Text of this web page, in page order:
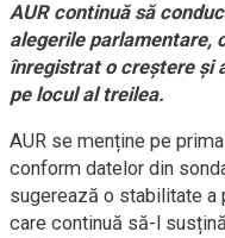
AUR continuă să
alegerile parlamentare,
înregistrat o creștere și
pe locul al treilea.
AUR se menține pe
conform datelor din
sugerează o stabilitate a
care continuă să-l